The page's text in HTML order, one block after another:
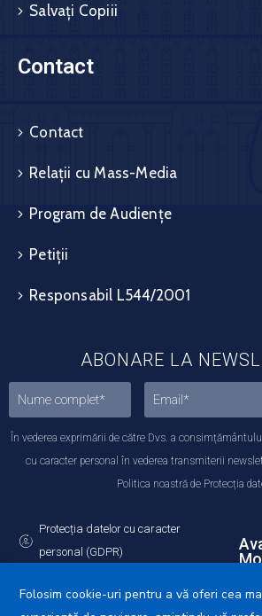
Salvați Copiii
Contact
Contact
Relații cu Mass-Media
Program de Audiențe
Petiții
Responsabil L544/2001
ABONARE LA
În vederea exprimării de către Dvs. a
cu caracter personal în vederea transmiterii
Politica noastră de Protecția
Protecția datelor cu caracter
personal (GDPR)
Folosim cookie-uri pentru a vă oferi cea